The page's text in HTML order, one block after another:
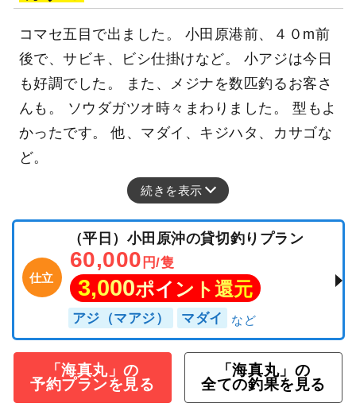
コマセ五目で出ました。 小田原港前、４０m前
後で、サビキ、ビシ仕掛けなど。 小アジは今日
も好調でした。 また、メジナを数匹釣るお客さ
んも。 ソウダガツオ時々まわりました。 型もよ
かったです。 他、マダイ、キジハタ、カサゴな
ど。
続きを表示
仕立
（平日）小田原沖の貸切釣りプラン
60,000 円/隻
3,000ポイント還元
アジ（マアジ） マダイ
「海真丸」の
予約プランを見る
「海真丸」の
全ての釣果を見る